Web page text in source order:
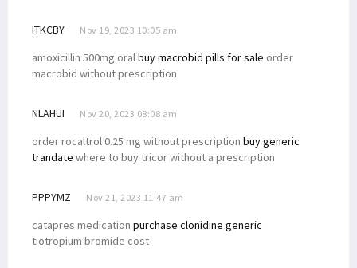
ITKCBY Nov 19, 2023 10:05 am
amoxicillin 500mg oralbuy macrobid pills for sale order
macrobid without prescription
NLAHUI Nov 20, 2023 08:08 am
order rocaltrol 0.25 mg without prescription buy generic
trandate where to buy tricor without a prescription
PPPYMZ Nov 21, 2023 11:47 am
catapres medication purchase clonidine generic
tiotropium bromide cost